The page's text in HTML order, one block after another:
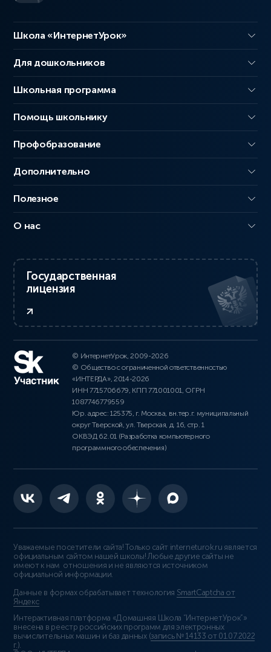
Школа «ИнтернетУрок»
Для дошкольников
Школьная программа
Помощь школьнику
Профобразование
Дополнительно
Полезное
О нас
Государственная
лицензия
© ИнтернетУрок, 2009-2026
© Общество с ограниченной ответственностью
«ИНТЕРДА», 2014-2026
ИНН 7715706679, КПП 771001001, ОГРН
1087746779559
Юр. адрес: 125375, г. Москва, вн.тер.г. муниципальный
округ Тверской, ул. Тверская, д. 16, стр. 1
ОКВЭД 62.01 (Разработка компьютерного
программного обеспечения)
Уважаемые посетители сайта! Только сайт interneturok.ru является
официальным сайтом нашей школы! Любые другие сайты не
имеют к нам отношения и не являются источником
официальной информации.
Данные в формах обрабатывает технология SmartCaptcha от
Яндекс
Интерактивная платформа «Домашняя Школа “ИнтернетУрок”»
внесена в реестр российских программ для электронных
вычислительных машин и баз данных (запись № 14133 от 01.07.2022
г.).